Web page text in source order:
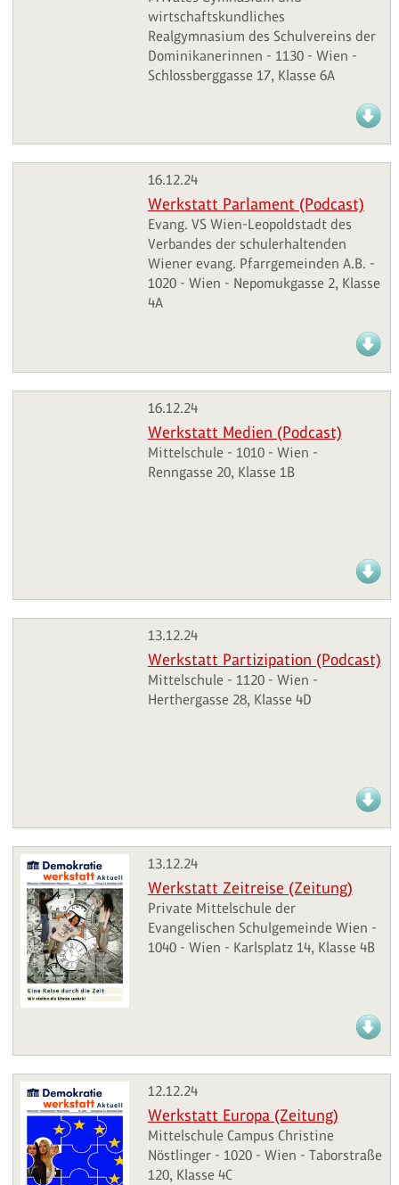
wirtschaftskundliches
Realgymnasium des Schulvereins der
Dominikanerinnen - 1130 - Wien -
Schlossberggasse 17, Klasse 6A
16.12.24
Werkstatt Parlament (Podcast)
Evang. VS Wien-Leopoldstadt des
Verbandes der schulerhaltenden
Wiener evang. Pfarrgemeinden A.B. -
1020 - Wien - Nepomukgasse 2, Klasse
4A
16.12.24
Werkstatt Medien (Podcast)
Mittelschule - 1010 - Wien -
Renngasse 20, Klasse 1B
13.12.24
Werkstatt Partizipation (Podcast)
Mittelschule - 1120 - Wien -
Herthergasse 28, Klasse 4D
13.12.24
Werkstatt Zeitreise (Zeitung)
Private Mittelschule der
Evangelischen Schulgemeinde Wien -
1040 - Wien - Karlsplatz 14, Klasse 4B
12.12.24
Werkstatt Europa (Zeitung)
Mittelschule Campus Christine
Nöstlinger - 1020 - Wien - Taborstraße
120, Klasse 4C